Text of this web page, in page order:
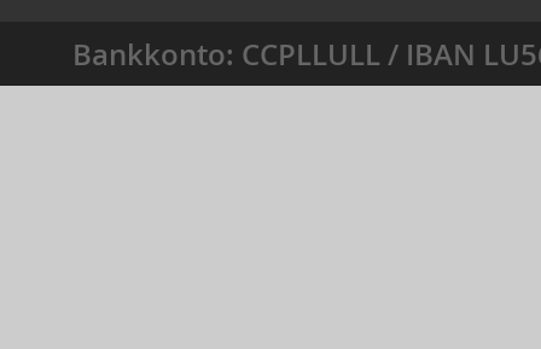
Bankkonto: CCPLLULL / IBAN